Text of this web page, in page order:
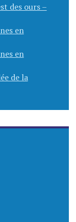
des ours –
en
en
de la